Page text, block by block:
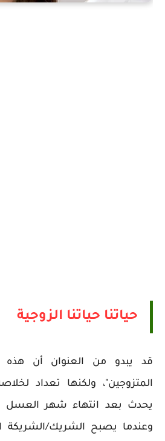
حياتنا حياتنا الزوجية
قد يبدو من العنوان أن هذه
المتزوجين"، ولكنها تعداد
يحدث بعد انتهاء شهر العسل
وعندما يصبح الشريك/الشريكة